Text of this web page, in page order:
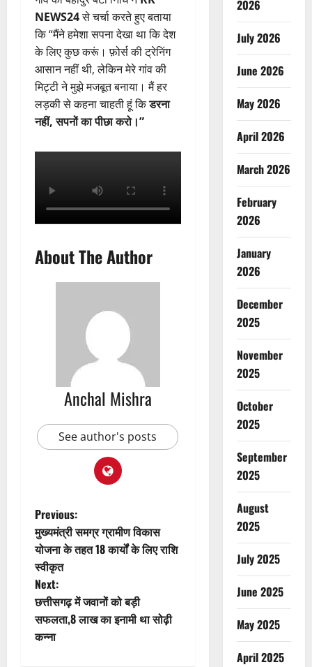
NEWS24से चर्चा करते हुए बताया
कि “मैंने हमेशा सपना देखा था कि देश
के लिए कुछ करूं। फ़ोर्स की ट्रेनिंग
आसान नहीं थी, लेकिन मेरे गांव की
मिट्टी ने मुझे मजबूत बनाया। मैं हर
लड़की से कहना चाहती हूं किडरना
नहीं, सपनों का पीछा करो।”
About The Author
Anchal Mishra
See author's posts
P
o
s
t
n
Previous:
मुख्यमंत्री समग्र ग्रामीण विकास
योजना के तहत 18 कार्यों के लिए राशि
स्वीकृत
Next:
छत्तीसगढ़ में जवानों को बड़ी
सफलता,8 लाख का इनामी था सोढ़ी
कन्ना
2026
July 2026
June 2026
May 2026
April 2026
March 2026
February
2026
January
2026
December
2025
November
2025
October
2025
September
2025
August
2025
July 2025
June 2025
May 2025
April 2025